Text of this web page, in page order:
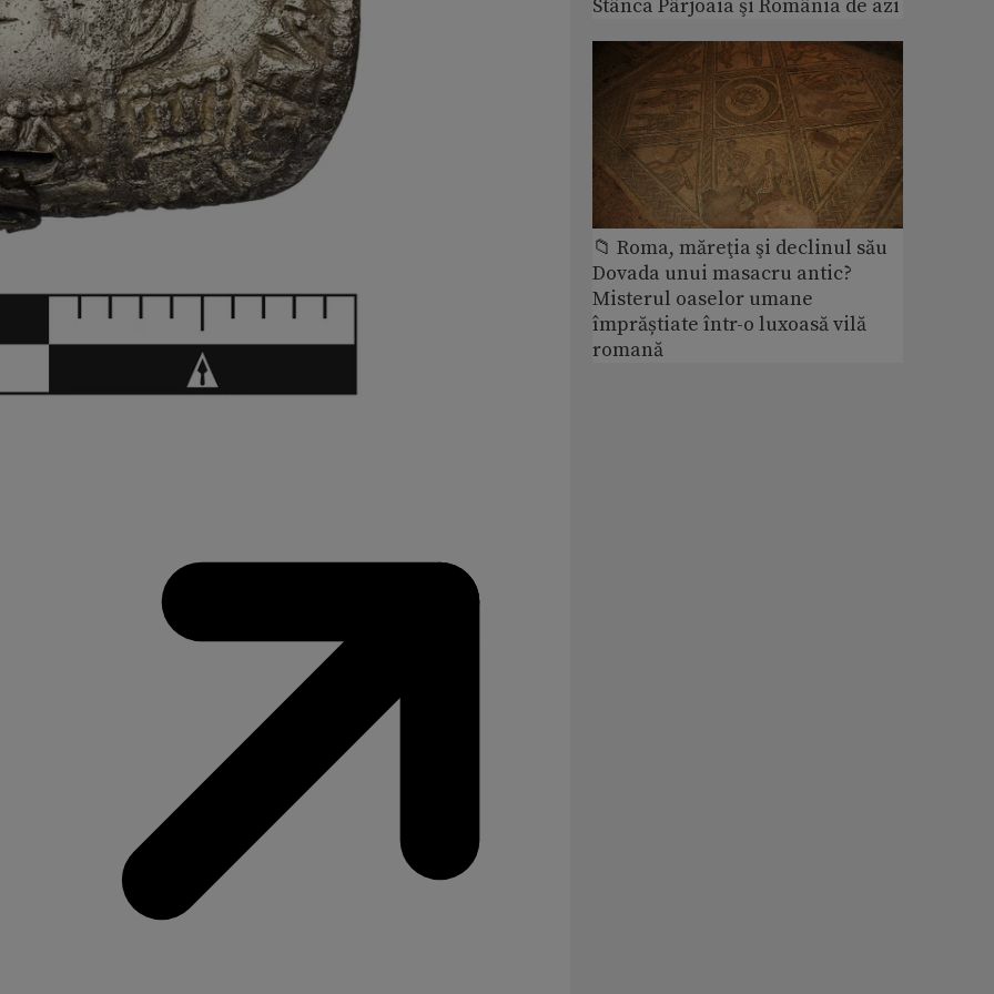
Stânca Pârjoaia şi România de azi
📁 Roma, măreţia şi declinul său
Dovada unui masacru antic?
Misterul oaselor umane
împrăștiate într-o luxoasă vilă
romană